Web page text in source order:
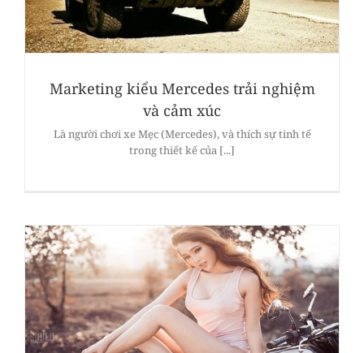
Marketing kiểu Mercedes trải nghiệm
và cảm xúc
Là người chơi xe Mẹc (Mercedes), và thích sự tinh tế
trong thiết kế của [...]